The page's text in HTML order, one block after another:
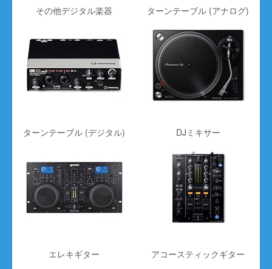
その他デジタル楽器 ターンテーブル (アナログ)
ターンテーブル (デジタル) DJミキサー
エレキギター アコースティックギター